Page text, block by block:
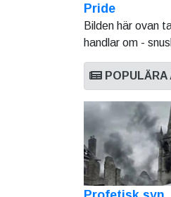
Pride
Bilden här ovan
handlar om -